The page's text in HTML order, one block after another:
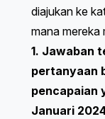
diajukan ke
mana mereka
1. Jawaban
pertanyaan
pencapaian
Januari